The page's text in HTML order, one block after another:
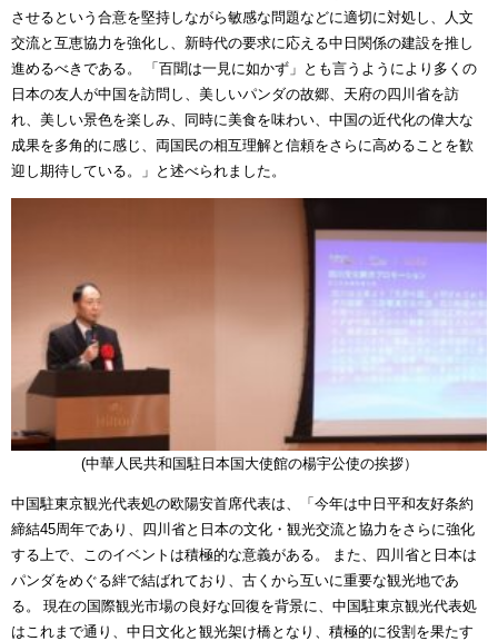
させるという合意を堅持しながら敏感な問題などに適切に対処し、人文
交流と互恵協力を強化し、新時代の要求に応える中日関係の建設を推し
進めるべきである。 「百聞は一見に如かず」とも言うようにより多くの
日本の友人が中国を訪問し、美しいパンダの故郷、天府の四川省を訪
れ、美しい景色を楽しみ、同時に美食を味わい、中国の近代化の偉大な
成果を多角的に感じ、両国民の相互理解と信頼をさらに高めることを歓
迎し期待している。」と述べられました。
(中華人民共和国駐日本国大使館の楊宇公使の挨拶）
中国駐東京観光代表処の欧陽安首席代表は、「今年は中日平和友好条約
締結45周年であり、四川省と日本の文化・観光交流と協力をさらに強化
する上で、このイベントは積極的な意義がある。 また、四川省と日本は
パンダをめぐる絆で結ばれており、古くから互いに重要な観光地であ
る。 現在の国際観光市場の良好な回復を背景に、中国駐東京観光代表処
はこれまで通り、中日文化と観光架け橋となり、積極的に役割を果たす